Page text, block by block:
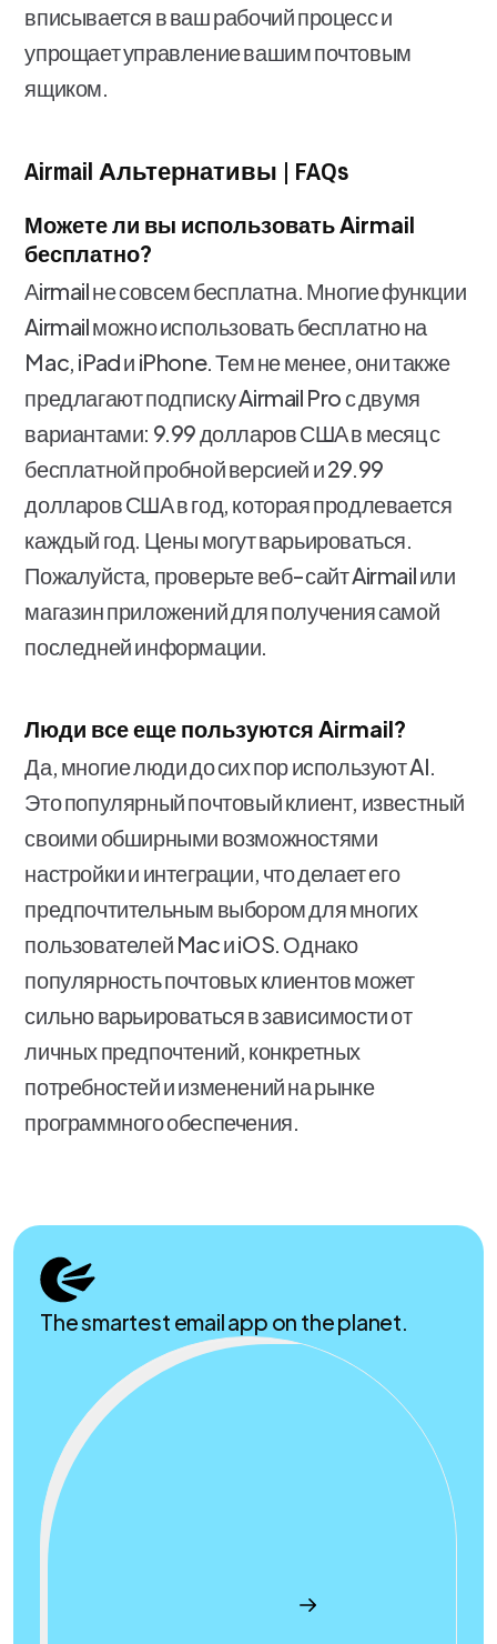
вписывается в ваш рабочий процесс и
упрощает управление вашим почтовым
ящиком.
Airmail Альтернативы | FAQs
Можете ли вы использовать Airmail
бесплатно?
Аirmail не совсем бесплатна. Многие функции
Airmail можно использовать бесплатно на
Mac, iPad и iPhone. Тем не менее, они также
предлагают подписку Airmail Pro с двумя
вариантами: 9.99 долларов США в месяц с
бесплатной пробной версией и 29.99
долларов США в год, которая продлевается
каждый год. Цены могут варьироваться.
Пожалуйста, проверьте веб-сайт Airmail или
магазин приложений для получения самой
последней информации.
Люди все еще пользуются Airmail?
Да, многие люди до сих пор используют AI.
Это популярный почтовый клиент, известный
своими обширными возможностями
настройки и интеграции, что делает его
предпочтительным выбором для многих
пользователей Mac и iOS. Однако
популярность почтовых клиентов может
сильно варьироваться в зависимости от
личных предпочтений, конкретных
потребностей и изменений на рынке
программного обеспечения.
The smartest email app on the planet.